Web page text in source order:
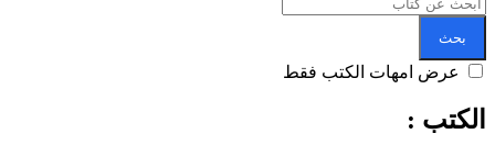
بحث
عرض امهات الكتب فقط
الكتب :